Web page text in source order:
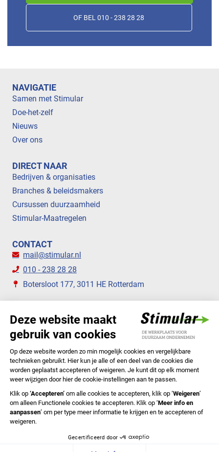
OF BEL 010 - 238 28 28
NAVIGATIE
Samen met Stimular
Doe-het-zelf
Nieuws
Over ons
DIRECT NAAR
Bedrijven & organisaties
Branches & beleidsmakers
Cursussen duurzaamheid
Stimular-Maatregelen
CONTACT
mail@stimular.nl
010 - 238 28 28
Botersloot 177, 3011 HE Rotterdam
STIMULAR NIEUWSBRIEVEN
ABONNEER NU
Privacyverklaring Cookiebeleid Colofon Disclaimer
In English